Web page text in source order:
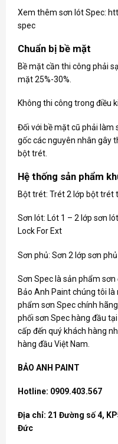
Xem thêm sơn lót Spec:
spec
Chuẩn bị bề mặt
Bề mặt cần thi công phải
mặt 25%-30%.
Không thi công trong điều
Đối với bề mặt cũ phải làm
gốc các nguyên nhân gây
bột trét.
Hệ thống sản phẩm
Bột trét: Trét 2 lớp bột trét
Sơn lót: Lót 1 – 2 lớp sơn
Lock For Ext
Sơn phủ: Sơn 2 lớp sơn
Sơn Speclà sản phẩm sơn
Bảo Anh Paint chúng tôi
phẩm sơn Spec chính
phối sơn Spec hàng đầu
cấp đến quý khách hàng
hàng đầu Việt Nam.
BẢO ANH PAINT
Hotline: 0909.403.567
Địa chỉ: 21 Đường số 4,
Đức